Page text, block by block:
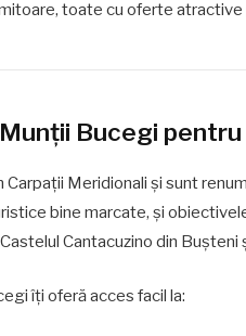
toate cu oferte
Bucegi
Meridionali și sunt
bine marcate, și
Cantacuzino din
îți oferă acces facil la: